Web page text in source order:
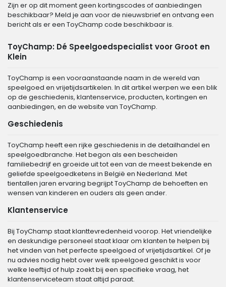
Zijn er op dit moment geen kortingscodes of aanbiedingen
beschikbaar? Meld je aan voor de nieuwsbrief en ontvang een
bericht als er een ToyChamp code beschikbaar is.
ToyChamp: Dé Speelgoedspecialist voor Groot en
Klein
ToyChamp is een vooraanstaande naam in de wereld van
speelgoed en vrijetijdsartikelen. In dit artikel werpen we een blik
op de geschiedenis, klantenservice, producten, kortingen en
aanbiedingen, en de website van ToyChamp.
Geschiedenis
ToyChamp heeft een rijke geschiedenis in de detailhandel en
speelgoedbranche. Het begon als een bescheiden
familiebedrijf en groeide uit tot een van de meest bekende en
geliefde speelgoedketens in België en Nederland. Met
tientallen jaren ervaring begrijpt ToyChamp de behoeften en
wensen van kinderen en ouders als geen ander.
Klantenservice
Bij ToyChamp staat klanttevredenheid voorop. Het vriendelijke
en deskundige personeel staat klaar om klanten te helpen bij
het vinden van het perfecte speelgoed of vrijetijdsartikel. Of je
nu advies nodig hebt over welk speelgoed geschikt is voor
welke leeftijd of hulp zoekt bij een specifieke vraag, het
klantenserviceteam staat altijd paraat.